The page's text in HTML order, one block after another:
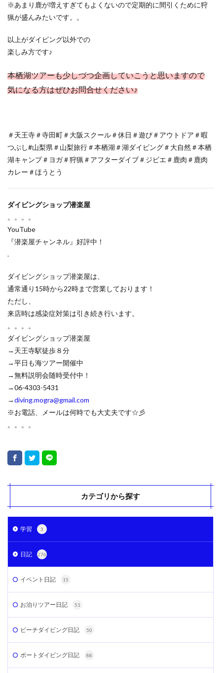
※あまり鹿が増えすぎてもよくないので定期的に間引くために狩
猟が盛んみたいです。。
以上がダイビング以外での
楽しみ方です♪
本栖湖ツアーも少しづつ企画していこうと思いますので
気になる方はぜひお問合せください♪
＃天王寺＃寺田町＃大阪スクール＃休日＃遊び＃アウトドア＃暇
つぶし#山梨県＃山梨旅行＃本栖湖＃湖ダイビング＃大自然＃本栖
湖キャンプ＃ヨガ＃狩猟＃アフターダイブ＃ジビエ＃鹿肉＃鹿肉
カレー＃ほうとう
ダイビングショップ潜楽屋
。。。。
YouTube
『潜楽屋チャンネル』好評中！
.
ダイビングショップ潜楽屋は、
通常通り15時から22時まで営業しております！
ただし、
来店時は感染症対策は引き続き行います。
。。。。
ダイビングショップ潜楽屋
→天王寺駅徒歩８分
→平日も海ツアー開催中
→無料説明会随時受付中！
→06-4303-5431
→diving.mogra@gmail.com
※お電話、メールは何時でも大丈夫です☆彡
。。。。
カテゴリから探す
学習 3
日記 276
イベント日記 15
お泊りツアー日記 51
ビーチダイビング日記 50
ボートダイビング日記 88